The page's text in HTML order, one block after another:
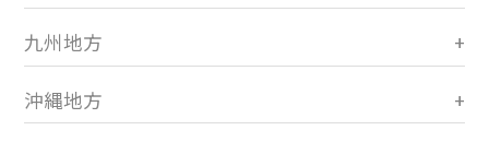
九州地方
沖縄地方